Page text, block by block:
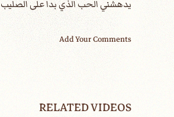
Add Your Comments
RELATED VIDEOS